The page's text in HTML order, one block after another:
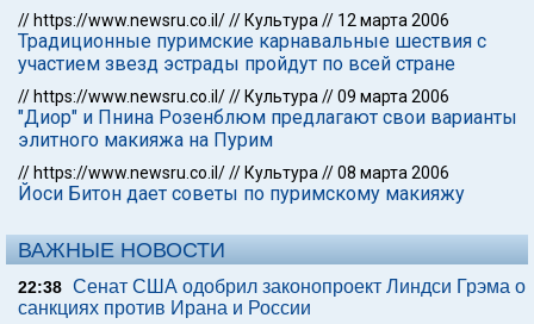
// https://www.newsru.co.il/// Культура // 12 марта 2006
Традиционные пуримские карнавальные шествия с
участием звезд эстрады пройдут по всей стране
// https://www.newsru.co.il/// Культура //09 марта 2006
"Диор" и Пнина Розенблюм предлагают свои варианты
элитного макияжа на Пурим
// https://www.newsru.co.il/// Культура //08 марта 2006
Йоси Битон дает советы по пуримскому макияжу
ВАЖНЫЕ НОВОСТИ
22:38 Сенат США одобрил законопроект Линдси Грэма о
санкциях против Ирана и России